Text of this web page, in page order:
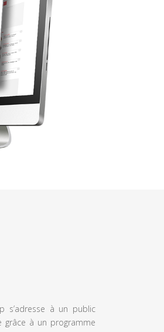
s’adresse à un public
grâce à un programme